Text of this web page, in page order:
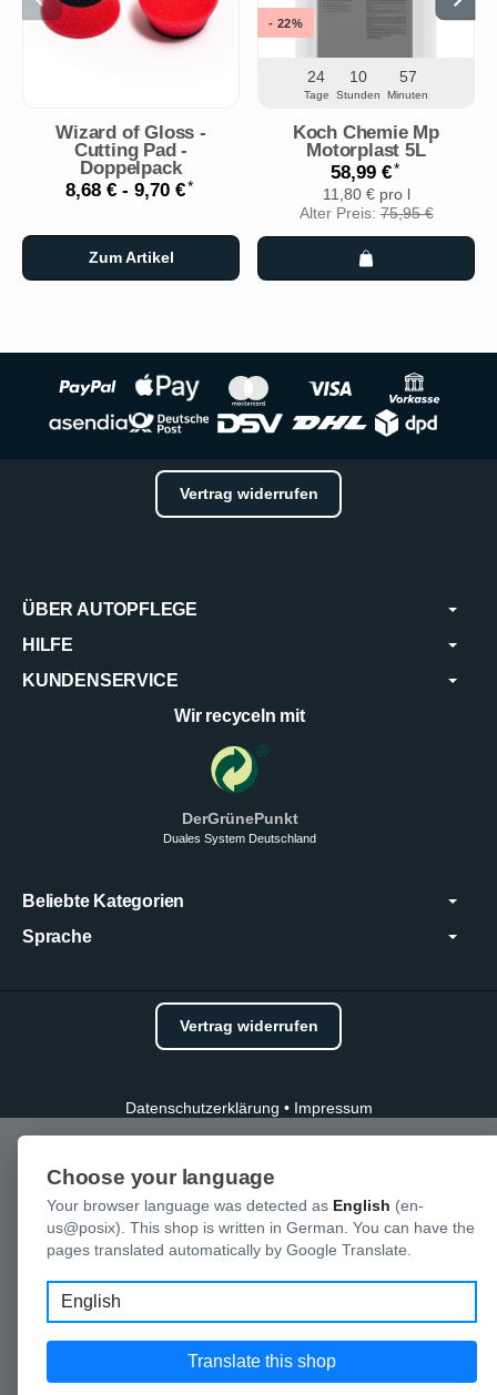
Wizard of Gloss -
Cutting Pad -
Doppelpack
8,68 € - 9,70 €*
Zum Artikel
24
Tage
10
Stunden
57
Minuten
- 22%
Koch Chemie Mp
Motorplast 5L
58,99 €*
11,80 € pro l
Alter Preis:75,95 €
Vertrag widerrufen
ÜBER AUTOPFLEGE
HILFE
KUNDENSERVICE
Wir recyceln mit
DerGrünePunkt
Duales System Deutschland
Beliebte Kategorien
Sprache
Vertrag widerrufen
Datenschutzerklärung • Impressum
Choose your language
Your browser language was detected as English (en-
us@posix). This shop is written in German. You can have the
pages translated automatically by Google Translate.
Language
Translate this shop